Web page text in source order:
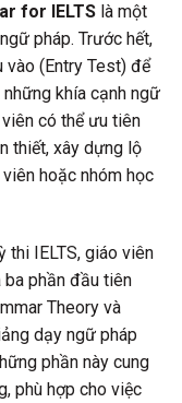
for IELTS là một
pháp. Trước hết,
(Entry Test) để
khía cạnh ngữ
có thể ưu tiên
thiết, xây dựng lộ
hoặc nhóm học
thi IELTS, giáo viên
ba phần đầu tiên
Theory và
dạy ngữ pháp
phần này cung
phù hợp cho việc